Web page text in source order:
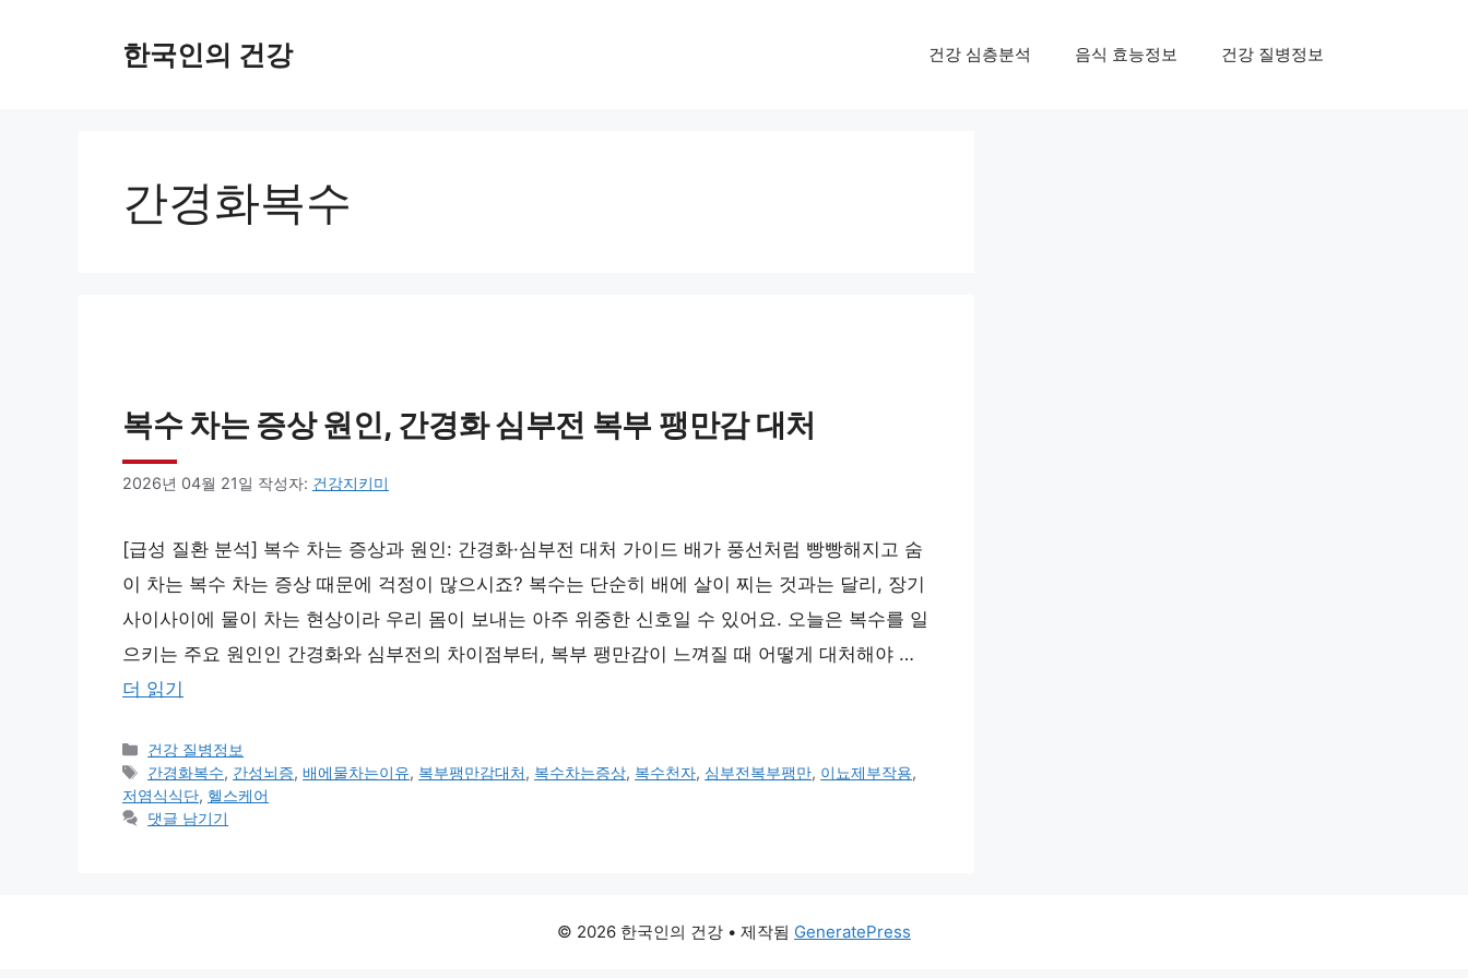
한국인의 건강 건강 심층분석 음식 효능정보 건강 질병정보
간경화복수
복수 차는 증상 원인, 간경화 심부전 복부 팽만감 대처
2026년 04월 21일 작성자: 건강지키미
[급성 질환 분석] 복수 차는 증상과 원인: 간경화·심부전 대처 가이드 배가 풍선처럼 빵빵해지고 숨
이 차는 복수 차는 증상 때문에 걱정이 많으시죠? 복수는 단순히 배에 살이 찌는 것과는 달리, 장기
사이사이에 물이 차는 현상이라 우리 몸이 보내는 아주 위중한 신호일 수 있어요. 오늘은 복수를 일
으키는 주요 원인인 간경화와 심부전의 차이점부터, 복부 팽만감이 느껴질 때 어떻게 대처해야 …
더 읽기
카
테
고
리
건강 질병정보
태
그
간경화복수, 간성뇌증,배에물차는이유, 복부팽만감대처, 복수차는증상, 복수천자, 심부전복부팽만, 이뇨제부작용,
저염식식단, 헬스케어
댓글 남기기
© 2026 한국인의 건강 • 제작됨 GeneratePress